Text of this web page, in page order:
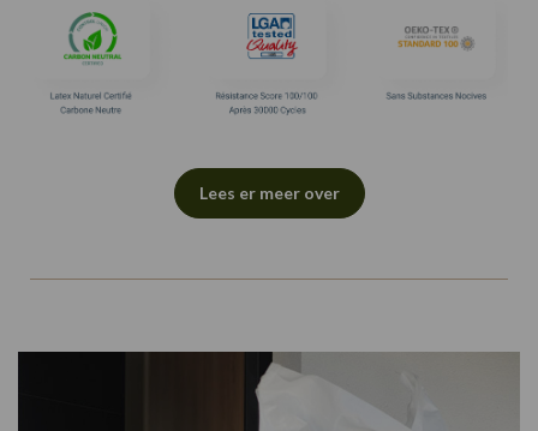
Lees er meer over